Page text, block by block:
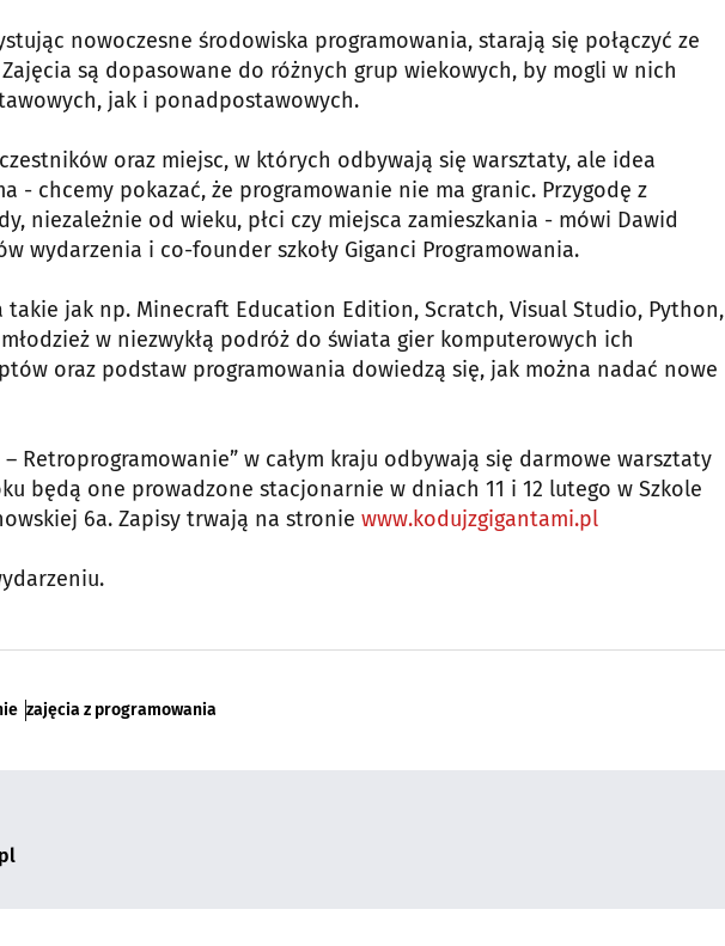
nowoczesne środowiska programowania, starają się połączyć ze
są dopasowane do różnych grup wiekowych, by mogli w nich
jak i ponadpostawowych.
oraz miejsc, w których odbywają się warsztaty, ale idea
- chcemy pokazać, że programowanie nie ma granic. Przygodę z
niezależnie od wieku, płci czy miejsca zamieszkania - mówi Dawid
wydarzenia i co-founder szkoły Giganci Programowania.
jak np. Minecraft Education Edition, Scratch, Visual Studio, Python,
w niezwykłą podróż do świata gier komputerowych ich
oraz podstaw programowania dowiedzą się, jak można nadać nowe
Retroprogramowanie” w całym kraju odbywają się darmowe warsztaty
będą one prowadzone stacjonarnie w dniach 11 i 12 lutego w Szkole
6a. Zapisy trwają na stronie www.kodujzgigantami.pl
zajęcia z programowania